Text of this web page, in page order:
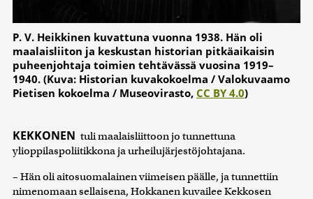
P. V. Heikkinen kuvattuna vuonna 1938. Hän oli
maalaisliiton ja keskustan historian pitkäaikaisin
puheenjohtaja toimien tehtävässä vuosina 1919–
1940. (Kuva: Historian kuvakokoelma / Valokuvaamo
Pietisen kokoelma / Museovirasto, CC BY 4.0)
KEKKONEN tuli maalaisliittoon jo tunnettuna
ylioppilaspoliitikkona ja urheilujärjestöjohtajana.
– Hän oli aitosuomalainen viimeisen päälle, ja tunnettiin
nimenomaan sellaisena, Hokkanen kuvailee Kekkosen